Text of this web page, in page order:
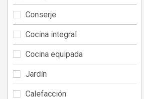
Conserje
Cocina integral
Cocina equipada
Jardín
Calefacción